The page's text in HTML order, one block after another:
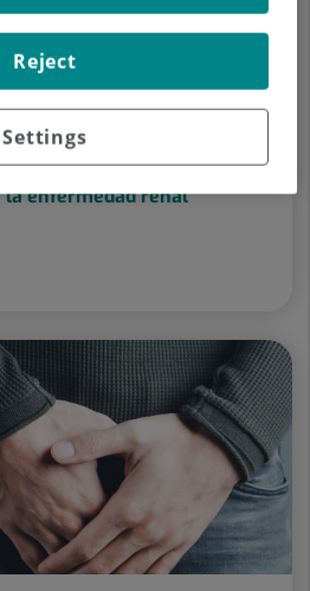
una sencilla analítica
es suficiente para la
la enfermedad renal
Settings
Reject